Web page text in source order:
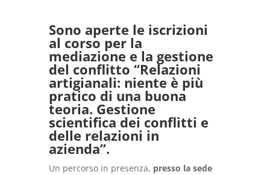
Sono aperte le iscrizioni
al corso per la
mediazione e la gestione
del conflitto “Relazioni
artigianali: niente è più
pratico di una buona
teoria. Gestione
scientifica dei conflitti e
delle relazioni in
azienda”.
Un percorso in presenza, presso la sede